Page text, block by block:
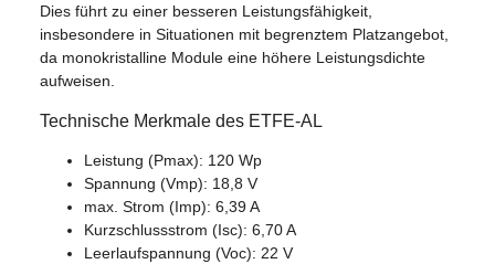
Dies führt zu einer besseren Leistungsfähigkeit,
insbesondere in Situationen mit begrenztem Platzangebot,
da monokristalline Module eine höhere Leistungsdichte
aufweisen.
Technische Merkmale des ETFE-AL
Leistung (Pmax): 120 Wp
Spannung (Vmp): 18,8 V
max. Strom (Imp): 6,39 A
Kurzschlussstrom (Isc): 6,70 A
Leerlaufspannung (Voc): 22 V